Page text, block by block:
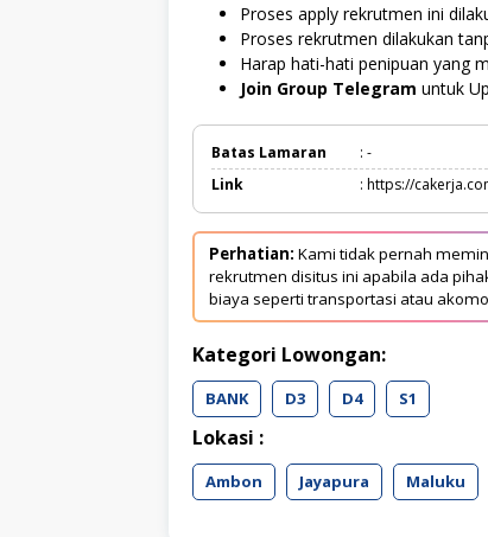
Proses apply rekrutmen ini
Proses rekrutmen dilakukan
Harap hati-hati penipuan yang
Join Group Telegram untuk
Batas Lamaran
: -
Link
: https://
Perhatian: Kami tidak pernah
rekrutmen disitus ini apabila ada
biaya seperti transportasi atau
Kategori Lowongan:
BANK D3 D4 S1
Lokasi :
Ambon Jayapura Maluku